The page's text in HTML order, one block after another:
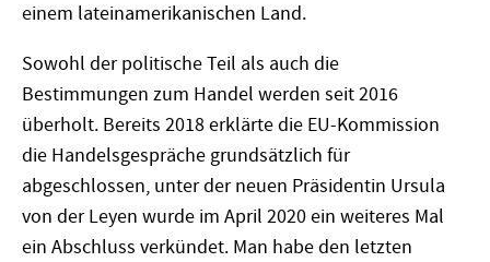
einem lateinamerikanischen Land.
Sowohl der politische Teil als auch die
Bestimmungen zum Handel werden seit 2016
überholt. Bereits 2018 erklärte die EU-Kommission
die Handelsgespräche grundsätzlich für
abgeschlossen, unter der neuen Präsidentin Ursula
von der Leyen wurde im April 2020 ein weiteres Mal
ein Abschluss verkündet. Man habe den letzten